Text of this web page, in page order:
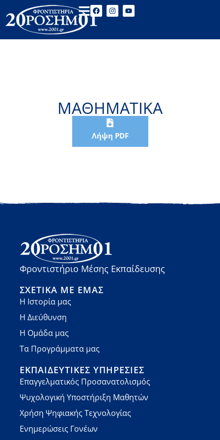
ΜΑΘΗΜΑΤΙΚΑ
Λήψη PDF
Φροντιστήριο Μέσης Εκπαίδευσης
ΣΧΕΤΙΚΆ ΜΕ ΕΜΆΣ
Η Ιστορία μας
Η Διεύθυνση
Η Ομάδα μας
Τα Προγράμματα μας
ΕΚΠΑΙΔΕΥΤΙΚΈΣ ΥΠΗΡΕΣΊΕΣ
Επαγγελματικός Προσανατολισμός
Ψυχολογική Υποστήριξη Μαθητών
Χρήση Ψηφιακής Τεχνολογίας
Ενημερώσεις Γονέων